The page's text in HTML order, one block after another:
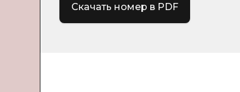
Скачать номер в PDF